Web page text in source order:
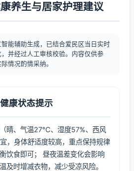
养生与居家护理建议
能辅助生成，已结合爱民区当日实时
并经过人工审核校验。内容仅供参
情况酌情采纳。
康状态提示
晴、气温27℃、湿度57%、西风
，身体舒适度较高，重点保持规律
饮食即可； 昼夜温差变化会影响
及时增减衣物，减少受凉风险。